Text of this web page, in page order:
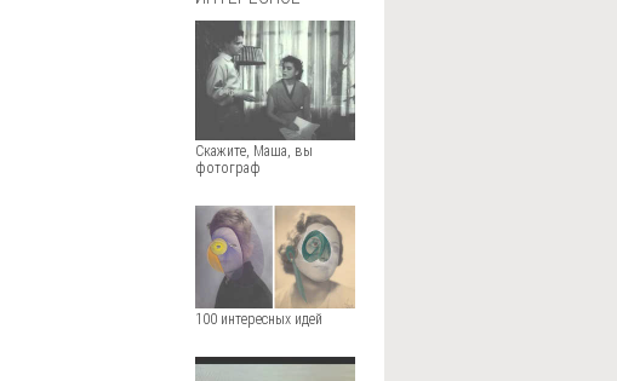
Скажите, Маша, вы
фотограф
100 интересных идей